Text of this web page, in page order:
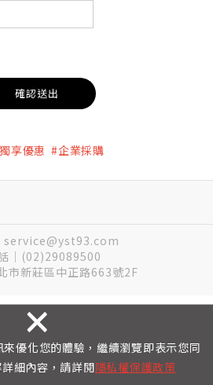
優化您的體驗，繼續瀏覽即表示您同
細內容，請詳閱隱私權保護政策
×
確認送出
享優惠 #企業採購
service@yst93.com
｜(02)29089500
市新莊區中正路663號2F
All Rights Reserved.
網頁設計 : 新視野